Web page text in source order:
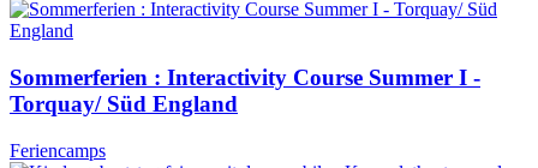
Sommerferien : Interactivity Course Summer I -
Torquay/ Süd England
Feriencamps